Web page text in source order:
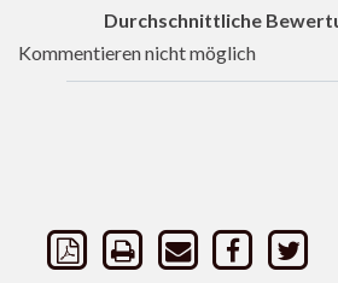
Durchschnittliche
Kommentieren nicht möglich